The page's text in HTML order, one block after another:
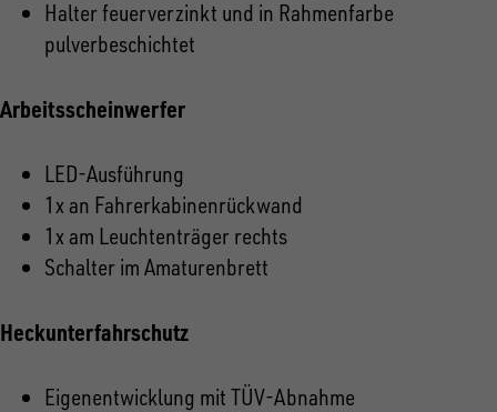
Halter feuerverzinkt und in Rahmenfarbe
pulverbeschichtet
Arbeitsscheinwerfer
LED-Ausführung
1x an Fahrerkabinenrückwand
1x am Leuchtenträger rechts
Schalter im Amaturenbrett
Heckunterfahrschutz
Eigenentwicklung mit TÜV-Abnahme